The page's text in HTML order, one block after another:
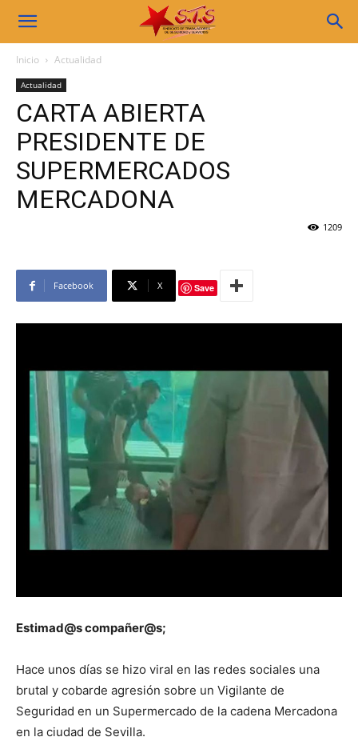
Sindicato
STS
Inicio Actualidad
Actualidad
CARTA ABIERTA
PRESIDENTE DE
SUPERMERCADOS
MERCADONA
1209
Facebook X Save
Estimad@s compañer@s;
Hace unos días se hizo viral en las redes sociales una
brutal y cobarde agresión sobre un Vigilante de
Seguridad en un Supermercado de la cadena Mercadona
en la ciudad de Sevilla.